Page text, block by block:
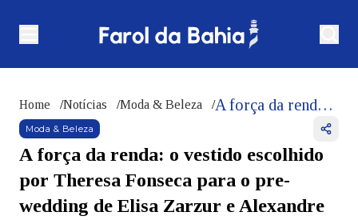
Home /Notícias /Moda & Beleza / A força da renda: o vestido escolhido por Theresa Fonseca para o pre-wedding de Elisa Zarzur e Alexandre Negrão em Paris!
Moda & Beleza
A força da renda: o vestido escolhido
por Theresa Fonseca para o pre-
wedding de Elisa Zarzur e Alexandre